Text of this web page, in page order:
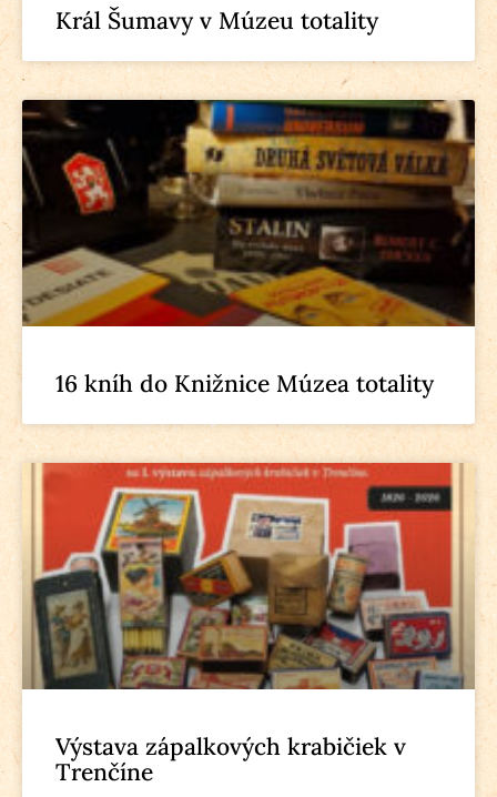
Král Šumavy v Múzeu totality
16 kníh do Knižnice Múzea totality
Výstava zápalkových krabičiek v
Trenčíne